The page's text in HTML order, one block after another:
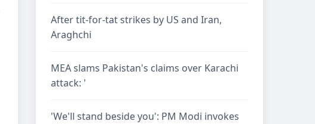
After tit-for-tat strikes by US and Iran,
Araghchi
MEA slams Pakistan's claims over Karachi
attack: '
'We'll stand beside you': PM Modi invokes